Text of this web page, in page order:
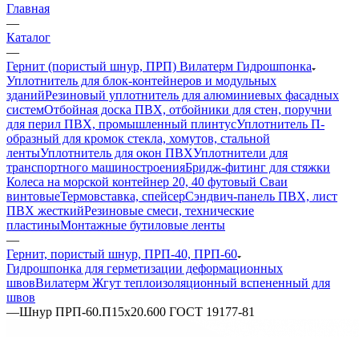
Главная
—
Каталог
—
Гернит (пористый шнур, ПРП) Вилатерм Гидрошпонка
Уплотнитель для блок-контейнеров и модульных
зданийРезиновый уплотнитель для алюминиевых фасадных
системОтбойная доска ПВХ, отбойники для стен, поручни
для перил ПВХ, промышленный плинтусУплотнитель П-
образный для кромок стекла, хомутов, стальной
лентыУплотнитель для окон ПВХУплотнители для
транспортного машиностроенияБридж-фитинг для стяжки
Колеса на морской контейнер 20, 40 футовый Сваи
винтовыеТермовставка, спейсерСэндвич-панель ПВХ, лист
ПВХ жесткийРезиновые смеси, технические
пластиныМонтажные бутиловые ленты
—
Гернит, пористый шнур, ПРП-40, ПРП-60
Гидрошпонка для герметизации деформационных
швовВилатерм Жгут теплоизоляционный вспененный для
швов
—Шнур ПРП-60.П15х20.600 ГОСТ 19177-81